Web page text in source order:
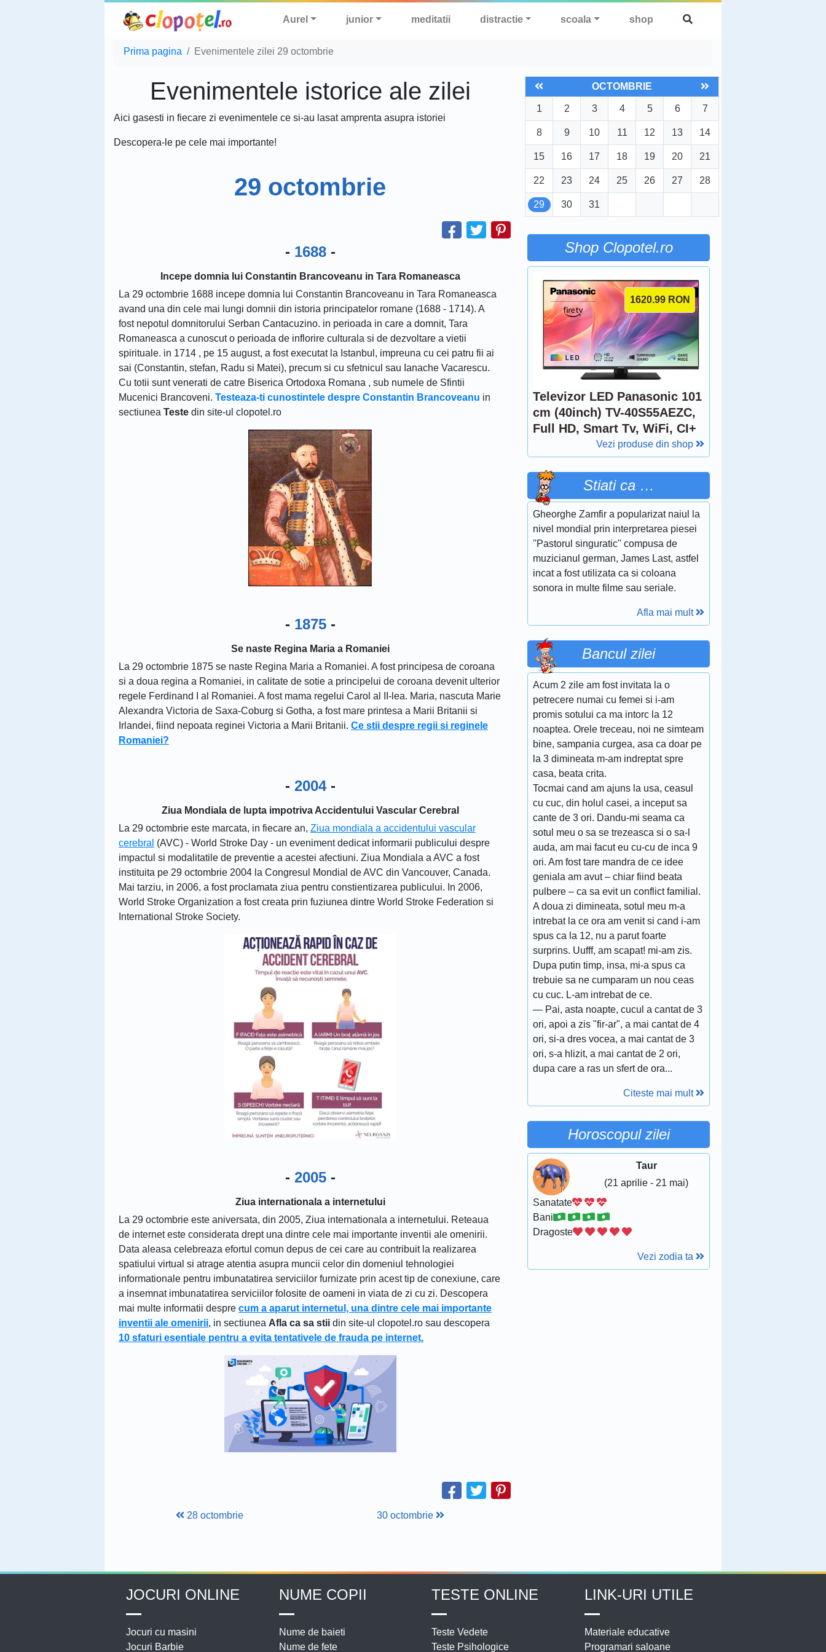
Aurel junior meditatii distractie scoala shop
Prima pagina Evenimentele zilei 29 octombrie
Evenimentele istorice ale zilei
Aici gasesti in fiecare zi evenimentele ce si-au lasat amprenta asupra istoriei
Descopera-le pe cele mai importante!
29 octombrie
- 1688-
Incepe domnia lui Constantin Brancoveanu in Tara Romaneasca
La 29 octombrie 1688 incepe domnia lui Constantin Brancoveanu in Tara Romaneasca
avand una din cele mai lungi domnii din istoria principatelor romane (1688 - 1714). A
fost nepotul domnitorului Serban Cantacuzino. in perioada in care a domnit, Tara
Romaneasca a cunoscut o perioada de inflorire culturala si de dezvoltare a vietii
spirituale. in 1714 , pe 15 august, a fost executat la Istanbul, impreuna cu cei patru fii ai
sai (Constantin, stefan, Radu si Matei), precum si cu sfetnicul sau Ianache Vacarescu.
Cu totii sunt venerati de catre Biserica Ortodoxa Romana , sub numele de Sfintii
Mucenici Brancoveni. Testeaza-ti cunostintele despre Constantin Brancoveanu in
sectiunea Teste din site-ul clopotel.ro
- 1875-
Se naste Regina Maria a Romaniei
La 29 octombrie 1875 se naste Regina Maria a Romaniei. A fost principesa de coroana
si a doua regina a Romaniei, in calitate de sotie a principelui de coroana devenit ulterior
regele Ferdinand I al Romaniei. A fost mama regelui Carol al II-lea. Maria, nascuta Marie
Alexandra Victoria de Saxa-Coburg si Gotha, a fost mare printesa a Marii Britanii si
Irlandei, fiind nepoata reginei Victoria a Marii Britanii. Ce stii despre regii si reginele
Romaniei?
- 2004-
Ziua Mondiala de lupta impotriva Accidentului Vascular Cerebral
La 29 octombrie este marcata, in fiecare an, Ziua mondiala a accidentului vascular
cerebral (AVC) - World Stroke Day - un eveniment dedicat informarii publicului despre
impactul si modalitatile de preventie a acestei afectiuni. Ziua Mondiala a AVC a fost
instituita pe 29 octombrie 2004 la Congresul Mondial de AVC din Vancouver, Canada.
Mai tarziu, in 2006, a fost proclamata ziua pentru constientizarea publicului. In 2006,
World Stroke Organization a fost creata prin fuziunea dintre World Stroke Federation si
International Stroke Society.
- 2005-
Ziua internationala a internetului
La 29 octombrie este aniversata, din 2005, Ziua internationala a internetului. Reteaua
de internet este considerata drept una dintre cele mai importante inventii ale omenirii.
Data aleasa celebreaza efortul comun depus de cei care au contribuit la realizarea
spatiului virtual si atrage atentia asupra muncii celor din domeniul tehnologiei
informationale pentru imbunatatirea serviciilor furnizate prin acest tip de conexiune, care
a insemnat imbunatatirea serviciilor folosite de oameni in viata de zi cu zi. Descopera
mai multe informatii despre cum a aparut internetul, una dintre cele mai importante
inventii ale omenirii, in sectiunea Afla ca sa stii din site-ul clopotel.ro sau descopera
10 sfaturi esentiale pentru a evita tentativele de frauda pe internet.
28 octombrie 30 octombrie
OCTOMBRIE
1 2 3 4 5 6 7
8 9 10 11 12 13 14
15 16 17 18 19 20 21
22 23 24 25 26 27 28
29 30 31
Shop Clopotel.ro
1620.99 RON
Televizor LED Panasonic 101
cm (40inch) TV-40S55AEZC,
Full HD, Smart Tv, WiFi, CI+
Vezi produse din shop
Stiati ca …
Gheorghe Zamfir a popularizat naiul la
nivel mondial prin interpretarea piesei
''Pastorul singuratic'' compusa de
muzicianul german, James Last, astfel
incat a fost utilizata ca si coloana
sonora in multe filme sau seriale.
Afla mai mult
Bancul zilei
Acum 2 zile am fost invitata la o
petrecere numai cu femei si i-am
promis sotului ca ma intorc la 12
noaptea. Orele treceau, noi ne simteam
bine, sampania curgea, asa ca doar pe
la 3 dimineata m-am indreptat spre
casa, beata crita.
Tocmai cand am ajuns la usa, ceasul
cu cuc, din holul casei, a inceput sa
cante de 3 ori. Dandu-mi seama ca
sotul meu o sa se trezeasca si o sa-l
auda, am mai facut eu cu-cu de inca 9
ori. Am fost tare mandra de ce idee
geniala am avut – chiar fiind beata
pulbere – ca sa evit un conflict familial.
A doua zi dimineata, sotul meu m-a
intrebat la ce ora am venit si cand i-am
spus ca la 12, nu a parut foarte
surprins. Uufff, am scapat! mi-am zis.
Dupa putin timp, insa, mi-a spus ca
trebuie sa ne cumparam un nou ceas
cu cuc. L-am intrebat de ce.
— Pai, asta noapte, cucul a cantat de 3
ori, apoi a zis "fir-ar", a mai cantat de 4
ori, si-a dres vocea, a mai cantat de 3
ori, s-a hlizit, a mai cantat de 2 ori,
dupa care a ras un sfert de ora...
Citeste mai mult
Horoscopul zilei
Taur
(21 aprilie - 21 mai)
Sanatate
Bani
Dragoste
Vezi zodia ta
JOCURI ONLINE
Jocuri cu masini
Jocuri Barbie
NUME COPII
Nume de baieti
Nume de fete
TESTE ONLINE
Teste Vedete
Teste Psihologice
LINK-URI UTILE
Materiale educative
Programari saloane